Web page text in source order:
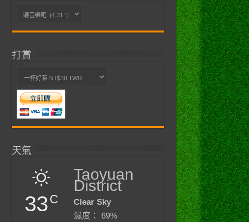
分
打賞
天氣
33C
Taoyuan
District
Clear Sky
濕度： 69%